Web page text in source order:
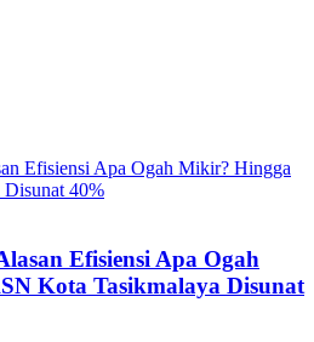
Efisiensi Apa Ogah
Kota Tasikmalaya Disunat